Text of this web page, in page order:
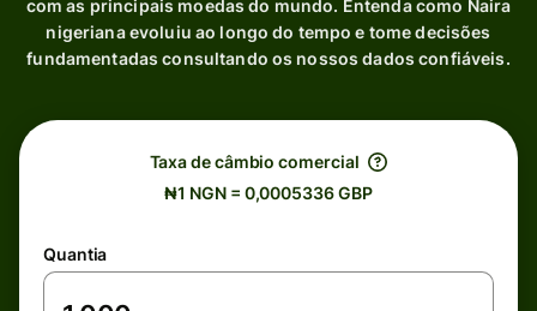
com as principais moedas do mundo. Entenda como Naira
nigeriana evoluiu ao longo do tempo e tome decisões
fundamentadas consultando os nossos dados confiáveis.
Taxa de câmbio comercial
₦1 NGN = 0,0005336 GBP
Quantia